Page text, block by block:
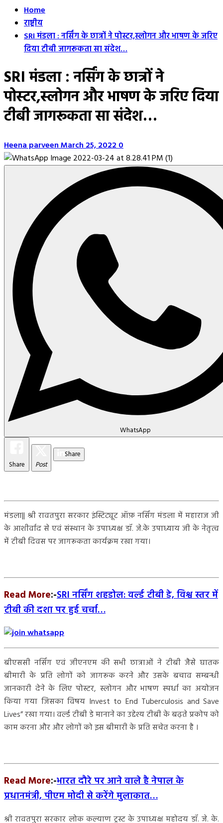
Home
राष्ट्रीय
SRI मंडला : नर्सिंग के छात्रों ने पोस्टर,स्लोगन और भाषण के जरिए
दिया टीबी जागरूकता सा संदेश…
SRI मंडला : नर्सिंग के छात्रों ने
पोस्टर,स्लोगन और भाषण के जरिए दिया
टीबी जागरूकता सा संदेश…
Heena parveenMarch 25, 20220
WhatsApp
Share Post
Share
मंडला|| श्री रावतपुरा सरकार इंस्टिट्यूट ऑफ़ नर्सिंग मंडला में महाराज जी
के आशीर्वाद से एवं संस्थान के उपाध्यक्ष डॉ. जे.के उपाध्याय जी के नेतृत्व
में टीबी दिवस पर जागरूकता कार्यक्रम रखा गया।
Read More:-SRI नर्सिंग शहडोल: वर्ल्ड टीबी डे, विश्व स्तर में
टीबी की दशा पर हुई चर्चा…
बीएससी नर्सिंग एवं जीएनएम की सभी छात्राओं ने टीबी जैसे घातक
बीमारी के प्रति लोगों को जागरूक करने और उसके बचाव सम्बन्धी
जानकारी देने के लिए पोस्टर, स्लोगन और भाषण स्पर्धा का अयोजन
किया गया जिसका विषय Invest to End Tuberculosis and Save
Lives” रखा गया। वर्ल्ड टीबी डे मानाने का उद्देश्य टीबी के बढ़ते प्रकोप को
काम करना और और लोगों को इस बीमारी के प्रति सचेत करना है ।
Read More:-भारत दौरे पर आने वाले है नेपाल के
प्रधानमंत्री, पीएम मोदी से करेंगे मुलाकात…
श्री रावतपुरा सरकार लोक कल्याण ट्रस्ट के उपाध्यक्ष महोदय डॉ. जे. के.